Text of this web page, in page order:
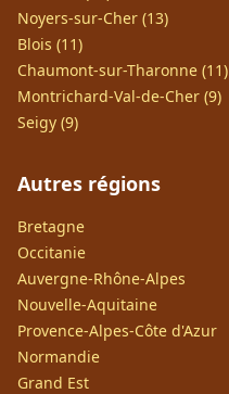
Noyers-sur-Cher (13)
Blois (11)
Chaumont-sur-Tharonne (11)
Montrichard-Val-de-Cher (9)
Seigy (9)
Autres régions
Bretagne
Occitanie
Auvergne-Rhône-Alpes
Nouvelle-Aquitaine
Provence-Alpes-Côte d'Azur
Normandie
Grand Est